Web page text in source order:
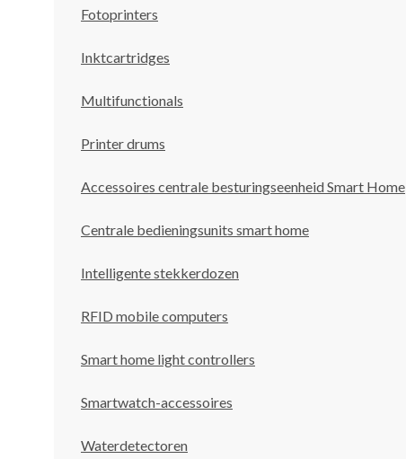
Fotoprinters
Inktcartridges
Multifunctionals
Printer drums
Accessoires centrale besturingseenheid Smart Home
Centrale bedieningsunits smart home
Intelligente stekkerdozen
RFID mobile computers
Smart home light controllers
Smartwatch-accessoires
Waterdetectoren